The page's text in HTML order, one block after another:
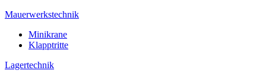
Mauerwerkstechnik
Minikrane
Klapptritte
Lagertechnik